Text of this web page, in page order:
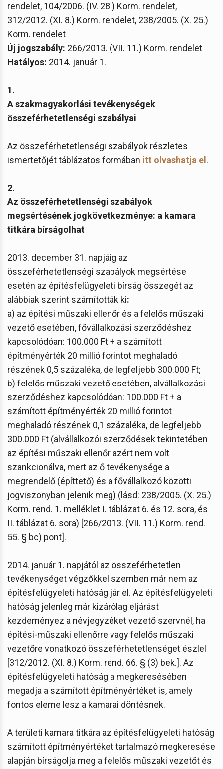
rendelet, 104/2006. (IV. 28.) Korm. rendelet,
312/2012. (XI. 8.) Korm. rendelet, 238/2005. (X. 25.)
Korm. rendelet
Új jogszabály: 266/2013. (VII. 11.) Korm. rendelet
Hatályos: 2014. január 1.
1.
A szakmagyakorlási tevékenységek
összeférhetetlenségi szabályai
Az összeférhetetlenségi szabályok részletes
ismertetőjét táblázatos formában itt olvashatja el.
2.
Az összeférhetetlenségi szabályok
megsértésének jogkövetkezménye: a kamara
titkára bírságolhat
2013. december 31. napjáig az
összeférhetetlenségi szabályok megsértése
esetén az építésfelügyeleti bírság összegét az
alábbiak szerint számították ki:
a) az építési műszaki ellenőr és a felelős műszaki
vezető esetében, fővállalkozási szerződéshez
kapcsolódóan: 100.000 Ft + a számított
építményérték 20 millió forintot meghaladó
részének 0,5 százaléka, de legfeljebb 300.000 Ft;
b) felelős műszaki vezető esetében, alvállalkozási
szerződéshez kapcsolódóan: 100.000 Ft + a
számított építményérték 20 millió forintot
meghaladó részének 0,1 százaléka, de legfeljebb
300.000 Ft (alvállalkozói szerződések tekintetében
az építési műszaki ellenőr azért nem volt
szankcionálva, mert az ő tevékenysége a
megrendelő (építtető) és a fővállalkozó közötti
jogviszonyban jelenik meg) (lásd: 238/2005. (X. 25.)
Korm. rend. 1. melléklet I. táblázat 6. és 12. sora, és
II. táblázat 6. sora) [266/2013. (VII. 11.) Korm. rend.
55. § bc) pont].
2014. január 1. napjától az összeférhetetlen
tevékenységet végzőkkel szemben már nem az
építésfelügyeleti hatóság jár el. Az építésfelügyeleti
hatóság jelenleg már kizárólag eljárást
kezdeményez a névjegyzéket vezető szervnél, ha
építési-műszaki ellenőrre vagy felelős műszaki
vezetőre vonatkozó összeférhetetlenséget észlel
[312/2012. (XI. 8.) Korm. rend. 66. § (3) bek.]. Az
építésfelügyeleti hatóság a megkeresésében
megadja a számított építményértéket is, amely
fontos eleme lesz a kamarai döntésnek.
A területi kamara titkára az építésfelügyeleti hatóság
számított építményértéket tartalmazó megkeresése
alapján bírságolja meg a felelős műszaki vezetőt és